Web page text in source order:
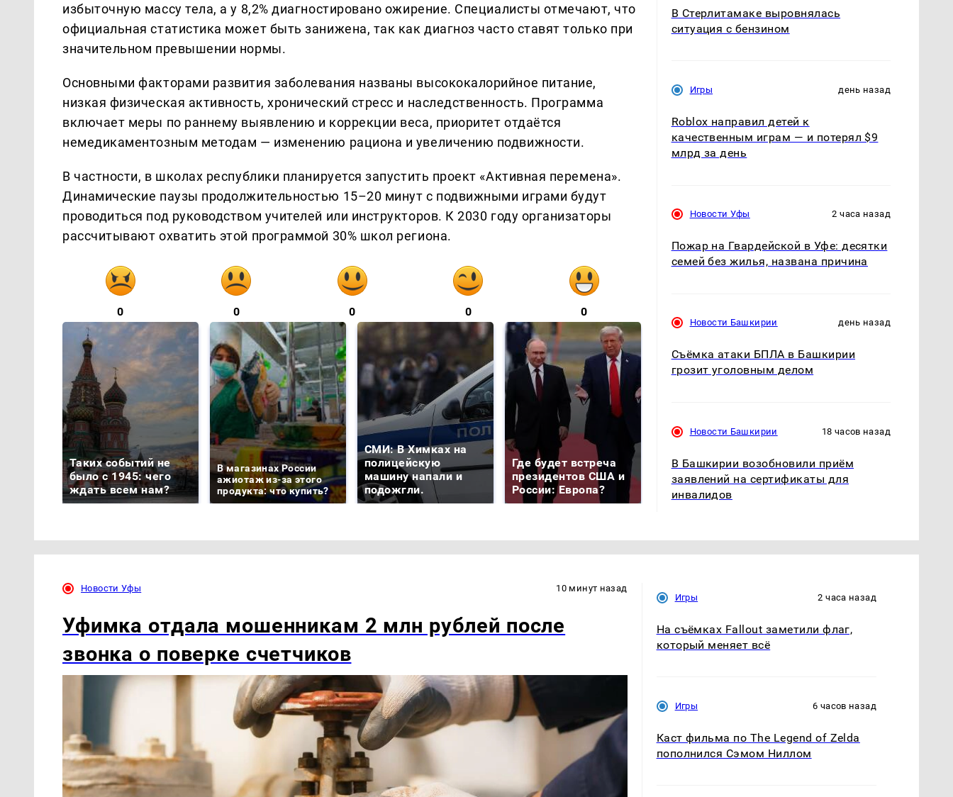
избыточную массу тела, а у 8,2% диагностировано ожирение. Специалисты отмечают, что
официальная статистика может быть занижена, так как диагноз часто ставят только при
значительном превышении нормы.
Основными факторами развития заболевания названы высококалорийное питание,
низкая физическая активность, хронический стресс и наследственность. Программа
включает меры по раннему выявлению и коррекции веса, приоритет отдаётся
немедикаментозным методам — изменению рациона и увеличению подвижности.
В частности, в школах республики планируется запустить проект «Активная перемена».
Динамические паузы продолжительностью 15–20 минут с подвижными играми будут
проводиться под руководством учителей или инструкторов. К 2030 году организаторы
рассчитывают охватить этой программой 30% школ региона.
0 0 0 0 0
Таких событий не
было с 1945: чего
ждать всем нам?
В магазинах России
ажиотаж из-за этого
продукта: что купить?
СМИ: В Химках на
полицейскую
машину напали и
подожгли.
Где будет встреча
президентов США и
России: Европа?
На Урале из казны
были украдены 18
миллионов рублей
Такую зиму в России
никто не ждал: как
В Стерлитамаке выровнялась
ситуация с бензином
Игры день назад
Roblox направил детей к
качественным играм — и потерял $9
млрд за день
Новости Уфы 2 часа назад
Пожар на Гвардейской в Уфе: десятки
семей без жилья, названа причина
Новости Башкирии день назад
Съёмка атаки БПЛА в Башкирии
грозит уголовным делом
Новости Башкирии 18 часов назад
В Башкирии возобновили приём
заявлений на сертификаты для
инвалидов
Новости Уфы 10 минут назад
Уфимка отдала мошенникам 2 млн рублей после
звонка о поверке счетчиков
Игры 2 часа назад
На съёмках Fallout заметили флаг,
который меняет всё
Игры 6 часов назад
Каст фильма по The Legend of Zelda
пополнился Сэмом Ниллом